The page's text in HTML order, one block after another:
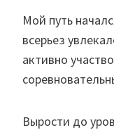
Мой путь
всерьез
активно
Вырости до